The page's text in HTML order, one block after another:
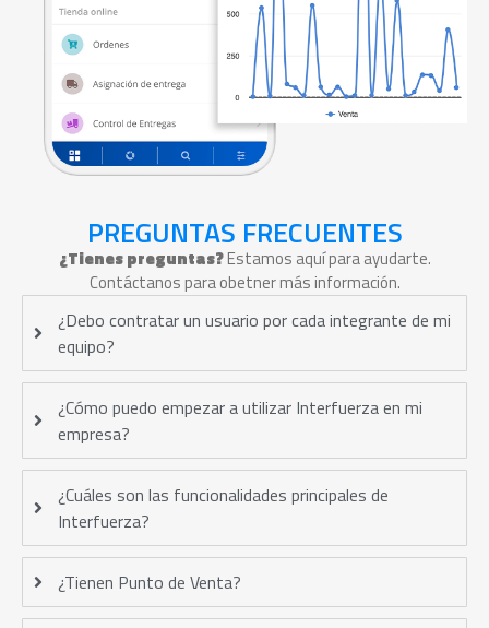
PREGUNTAS FRECUENTES
¿Tienes preguntas?Estamos aquí para ayudarte.
Contáctanos para obetner más información.
¿Debo contratar un usuario por cada integrante de mi
equipo?
¿Cómo puedo empezar a utilizar Interfuerza en mi
empresa?
¿Cuáles son las funcionalidades principales de
Interfuerza?
¿Tienen Punto de Venta?